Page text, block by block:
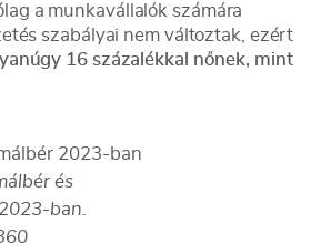
a munkavállalók számára
szabályai nem változtak, ezért
16 százalékkal nőnek, mint
és
ban.